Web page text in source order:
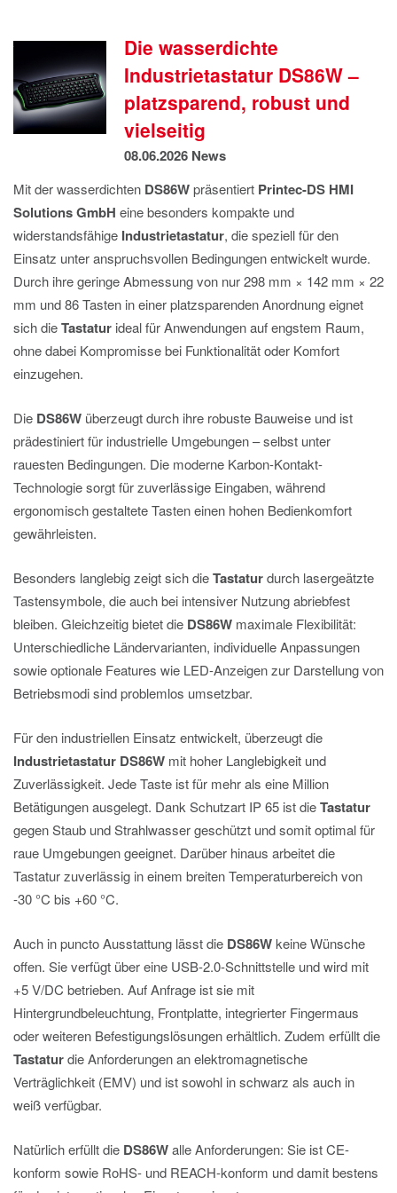
DATENSCHUTZDie wasserdichte
Industrietastatur DS86W –
platzsparend, robust und
vielseitig
08.06.2026 News
Mit der wasserdichten DS86Wpräsentiert Printec-DS HMI
Solutions GmbH eine besonders kompakte und
widerstandsfähige Industrietastatur, die speziell für den
Einsatz unter anspruchsvollen Bedingungen entwickelt wurde.
Durch ihre geringe Abmessung von nur 298 mm × 142 mm × 22
mm und 86 Tasten in einer platzsparenden Anordnung eignet
sich dieTastatur ideal für Anwendungen auf engstem Raum,
ohne dabei Kompromisse bei Funktionalität oder Komfort
einzugehen.
Die DS86W überzeugt durch ihre robuste Bauweise und ist
prädestiniert für industrielle Umgebungen – selbst unter
rauesten Bedingungen. Die moderne Karbon-Kontakt-
Technologie sorgt für zuverlässige Eingaben, während
ergonomisch gestaltete Tasten einen hohen Bedienkomfort
gewährleisten.
Besonders langlebig zeigt sich dieTastaturdurch lasergeätzte
Tastensymbole, die auch bei intensiver Nutzung abriebfest
bleiben. Gleichzeitig bietet die DS86W maximale Flexibilität:
Unterschiedliche Ländervarianten, individuelle Anpassungen
sowie optionale Features wie LED-Anzeigen zur Darstellung von
Betriebsmodi sind problemlos umsetzbar.
Für den industriellen Einsatz entwickelt, überzeugt die
Industrietastatur DS86W mit hoher Langlebigkeit und
Zuverlässigkeit. Jede Taste ist für mehr als eine Million
Betätigungen ausgelegt. Dank Schutzart IP 65 ist dieTastatur
gegen Staub und Strahlwasser geschützt und somit optimal für
raue Umgebungen geeignet. Darüber hinaus arbeitet die
Tastatur zuverlässig in einem breiten Temperaturbereich von
-30 °C bis +60 °C.
Auch in puncto Ausstattung lässt die DS86Wkeine Wünsche
offen. Sie verfügt über eine USB-2.0-Schnittstelle und wird mit
+5 V/DC betrieben. Auf Anfrage ist sie mit
Hintergrundbeleuchtung, Frontplatte, integrierter Fingermaus
oder weiteren Befestigungslösungen erhältlich. Zudem erfüllt die
Tastaturdie Anforderungen an elektromagnetische
Verträglichkeit (EMV) und ist sowohl in schwarz als auch in
weiß verfügbar.
Natürlich erfüllt die DS86Walle Anforderungen: Sie ist CE-
konform sowie RoHS- und REACH-konform und damit bestens